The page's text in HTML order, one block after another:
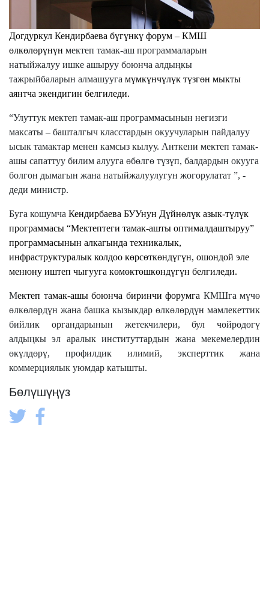
Догдуркул Кендирбаева бүгүнкү форум – КМШ
өлкөлөрүнүн мектеп тамак-аш программаларын
натыйжалуу ишке ашыруу боюнча алдыңкы
тажрыйбаларын алмашууга мүмкүнчүлүк түзгөн мыкты
аянтча экендигин белгиледи.
“Улуттук мектеп тамак-аш программасынын негизги
максаты – башталгыч класстардын окуучуларын пайдалуу
ысык тамактар менен камсыз кылуу. Анткени мектеп тамак-
ашы сапаттуу билим алууга өбөлгө түзүп, балдардын окууга
болгон дымагын жана натыйжалуулугун жогорулатат ”, -
деди министр.
Буга кошумча Кендирбаева БУУнун Дүйнөлүк азык-түлүк
программасы “Мектептеги тамак-ашты оптималдаштыруу”
программасынын алкагында техникалык,
инфраструктуралык колдоо көрсөткөндүгүн, ошондой эле
менюну иштеп чыгууга көмөктөшкөндүгүн белгиледи.
Мектеп тамак-ашы боюнча биринчи форумга КМШга мүчө
өлкөлөрдүн жана башка кызыкдар өлкөлөрдүн мамлекеттик
бийлик органдарынын жетекчилери, бул чөйрөдөгү
алдыңкы эл аралык институттардын жана мекемелердин
өкүлдөрү, профилдик илимий, эксперттик жана
коммерциялык уюмдар катышты.
Бөлүшүңүз